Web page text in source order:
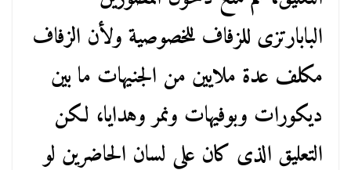
البابارتزى للزفاف للخصوصية ولأن الزفاف
مكلف عدة ملايين من الجنيهات ما بين
ديكورات وبوفيهات ونمر وهدايا، لكن
التعليق الذى كان على لسان الحاضرين لو